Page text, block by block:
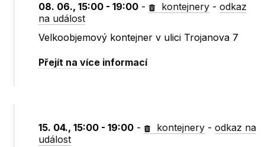
08. 06., 15:00 - 19:00 - kontejnery -odkaz
na událost
Velkoobjemový kontejner v ulici Trojanova 7
Přejít na více informací
15. 04., 15:00 - 19:00 - kontejnery -odkaz na
událost